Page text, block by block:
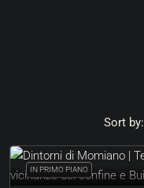
Sort by:
IN PRIMO PIANO